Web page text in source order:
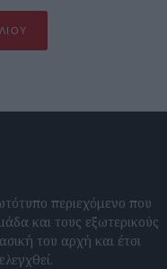
περιεχόμενο που
και τους εξωτερικούς
του αρχή και έτσι